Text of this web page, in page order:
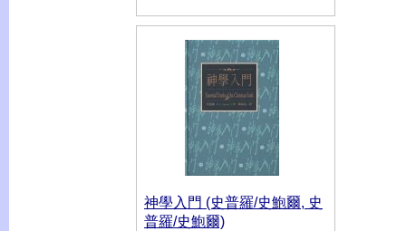
神學入門 (史普羅/史鮑爾, 史
普羅/史鮑爾)